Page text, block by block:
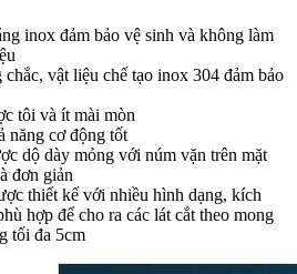
inox đảm bảo vệ sinh và không làm
vật liệu chế tạo inox 304 đảm bảo
tôi và ít mài mòn
năng cơ động tốt
dộ dày mỏng với núm vặn trên mặt
đơn giản
thiết kế với nhiều hình dạng, kích
hợp để cho ra các lát cắt theo mong
tối đa 5cm